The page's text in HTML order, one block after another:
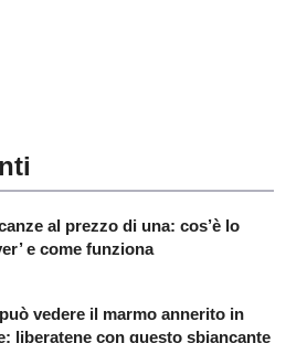
al prezzo di una: cos’è lo
e come funziona
vedere il marmo annerito in
liberatene con questo sbiancante